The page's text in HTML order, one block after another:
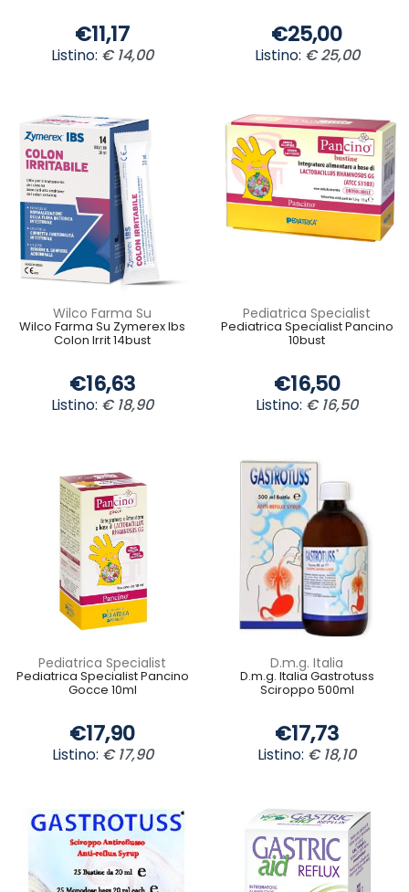
€11,17
Listino: € 14,00
€25,00
Listino: € 25,00
Wilco Farma Su
Wilco Farma Su Zymerex Ibs
Colon Irrit 14bust
€16,63
Listino: € 18,90
Pediatrica Specialist
Pediatrica Specialist Pancino
10bust
€16,50
Listino: € 16,50
Pediatrica Specialist
Pediatrica Specialist Pancino
Gocce 10ml
€17,90
Listino: € 17,90
D.m.g. Italia
D.m.g. Italia Gastrotuss
Sciroppo 500ml
€17,73
Listino: € 18,10